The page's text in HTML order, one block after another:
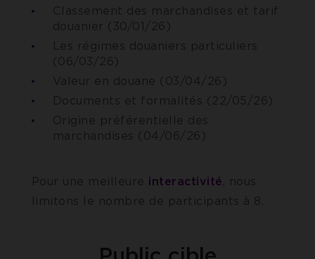
Classement des marchandises et tarif
douanier (30/01/26)
Les régimes douaniers particuliers
(06/03/26)
Valeur en douane (03/04/26)
Documents et formalités (22/05/26)
Origine préférentielle des
marchandises (04/06/26)
Pour une meilleure interactivité, nous
limitons le nombre de participants à 8.